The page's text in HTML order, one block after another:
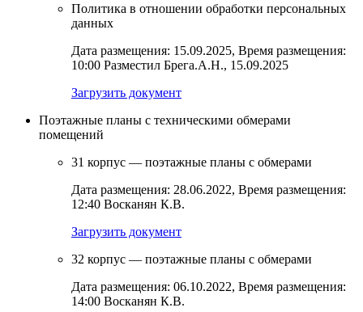
Политика в отношении обработки персональных
данных
Дата размещения: 15.09.2025, Время размещения:
10:00 Разместил Брега.А.Н., 15.09.2025
Загрузить документ
Поэтажные планы с техническими обмерами
помещений
31 корпус — поэтажные планы с обмерами
Дата размещения: 28.06.2022, Время размещения:
12:40 Восканян К.В.
Загрузить документ
32 корпус — поэтажные планы с обмерами
Дата размещения: 06.10.2022, Время размещения:
14:00 Восканян К.В.